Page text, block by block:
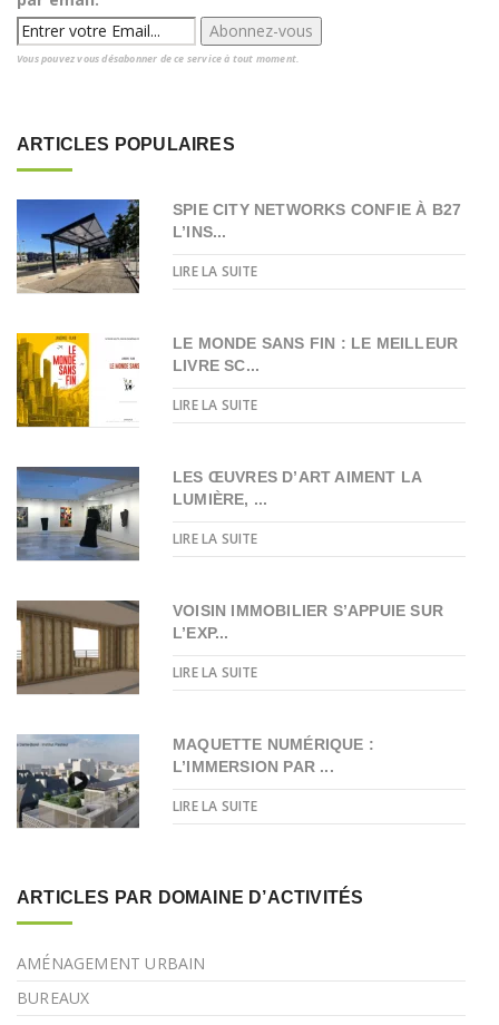
Vous pouvez vous désabonner de ce service à tout moment.
ARTICLES POPULAIRES
SPIE CITY NETWORKS CONFIE À B27
L’INS...
LIRE LA SUITE
LE MONDE SANS FIN : LE MEILLEUR
LIVRE SC...
LIRE LA SUITE
LES ŒUVRES D’ART AIMENT LA
LUMIÈRE, ...
LIRE LA SUITE
VOISIN IMMOBILIER S’APPUIE SUR
L’EXP...
LIRE LA SUITE
MAQUETTE NUMÉRIQUE :
L’IMMERSION PAR ...
LIRE LA SUITE
ARTICLES PAR DOMAINE D’ACTIVITÉS
AMÉNAGEMENT URBAIN
BUREAUX